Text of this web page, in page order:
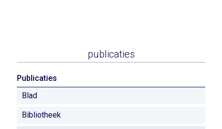
publicaties
Publicaties
Blad
Bibliotheek